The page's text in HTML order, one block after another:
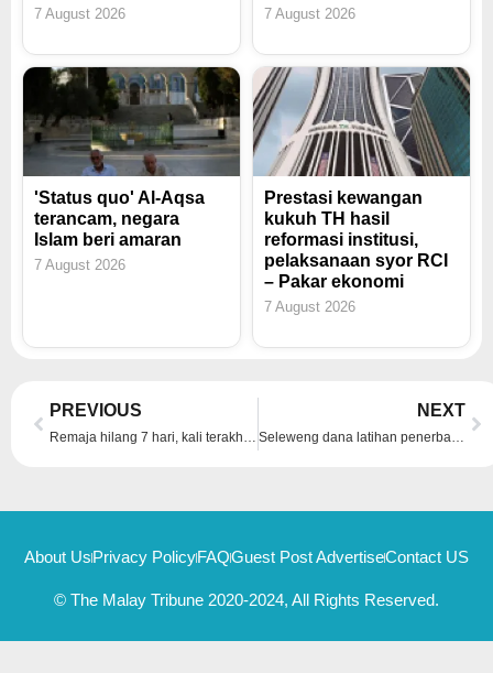
7 August 2026 7 August 2026
'Status quo' Al-Aqsa
terancam, negara
Islam beri amaran
7 August 2026
Prestasi kewangan
kukuh TH hasil
reformasi institusi,
pelaksanaan syor RCI
– Pakar ekonomi
7 August 2026
Prev
PREVIOUS
Remaja hilang 7 hari, kali terakhir mesej adik nak pinjam RM1,000
NEXT
Seleweng dana latihan penerbangan: MARA sudah ambil tindakan undang-undang
About Us Privacy PolicyFAQGuest Post AdvertiseContact US
© The Malay Tribune 2020-2024, All Rights Reserved.